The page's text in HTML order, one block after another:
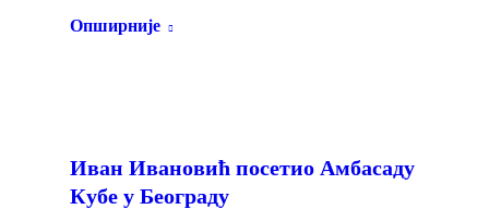
Опширније
Иван Ивановић посетио Амбасаду
Кубе у Београду